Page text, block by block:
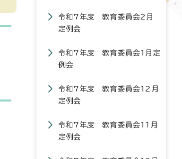
令和7年度 教育委員会2月
定例会
令和7年度 教育委員会1月定
例会
令和7年度 教育委員会12月
定例会
令和7年度 教育委員会11月
定例会